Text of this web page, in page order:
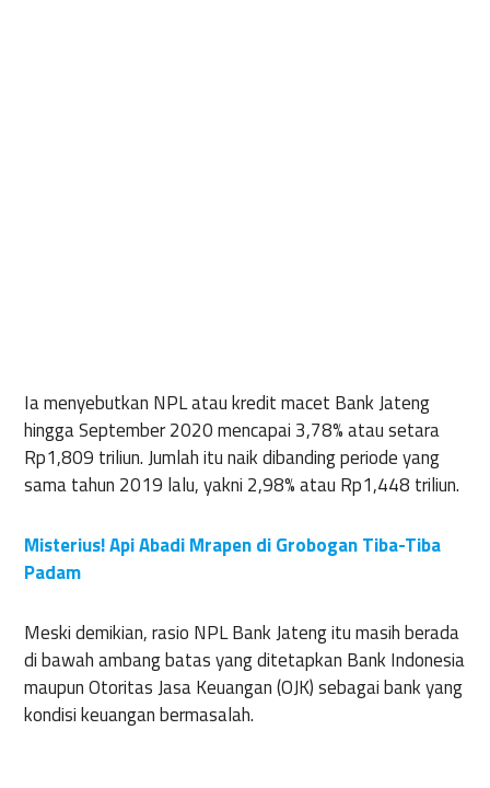
Ia menyebutkan NPL atau kredit macet Bank Jateng
hingga September 2020 mencapai 3,78% atau setara
Rp1,809 triliun. Jumlah itu naik dibanding periode yang
sama tahun 2019 lalu, yakni 2,98% atau Rp1,448 triliun.
Misterius! Api Abadi Mrapen di Grobogan Tiba-Tiba
Padam
Meski demikian, rasio NPL Bank Jateng itu masih berada
di bawah ambang batas yang ditetapkan Bank Indonesia
maupun Otoritas Jasa Keuangan (OJK) sebagai bank yang
kondisi keuangan bermasalah.